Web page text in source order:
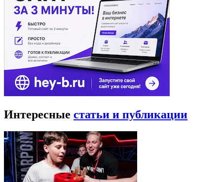
Царицыно — дворцово-парковый ансамбль на юге Москвы,
построенный по повелению императрицы Екатерины II в
1776 году.
Музей-заповедник «Царицыно», занимающий площадь более
100 гектаров, расположился на холмистой пересеченной
оврагами местности, на месте бывшей усадьбы князей
Кантемиров. Территория ансамбля и парка ограничена
с северо-востока и юга двумя глубокими оврагами, с запада —
Царицынскими прудами, а с востока — комплексом
оранжерей.